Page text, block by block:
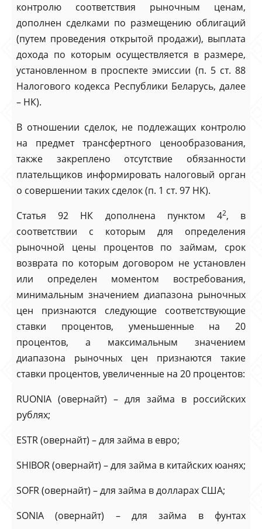
контролю соответствия рыночным ценам,
дополнен сделками по размещению облигаций
(путем проведения открытой продажи), выплата
дохода по которым осуществляется в размере,
установленном в проспекте эмиссии (п. 5 ст. 88
Налогового кодекса Республики Беларусь, далее
– НК).
В отношении сделок, не подлежащих контролю
на предмет трансфертного ценообразования,
также закреплено отсутствие обязанности
плательщиков информировать налоговый орган
о совершении таких сделок (п. 1 ст. 97 НК).
Статья 92 НК дополнена пунктом 42, в
соответствии с которым для определения
рыночной цены процентов по займам, срок
возврата по которым договором не установлен
или определен моментом востребования,
минимальным значением диапазона рыночных
цен признаются следующие соответствующие
ставки процентов, уменьшенные на 20
процентов, а максимальным значением
диапазона рыночных цен признаются такие
ставки процентов, увеличенные на 20 процентов:
RUONIA (овернайт) – для займа в российских
рублях;
ESTR (овернайт) – для займа в евро;
SHIBOR (овернайт) – для займа в китайских юанях;
SOFR (овернайт) – для займа в долларах США;
SONIA (овернайт) – для займа в фунтах